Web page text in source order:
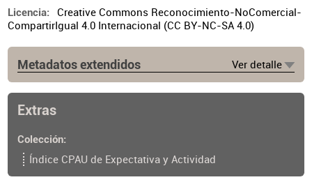
Licencia
Creative Commons Reconocimiento-NoComercial-
CompartirIgual 4.0 Internacional (CC BY-NC-SA 4.0)
Metadatos extendidos Ver detalle
Buenos Aires
Extras
Colección
Índice CPAU de Expectativa y Actividad